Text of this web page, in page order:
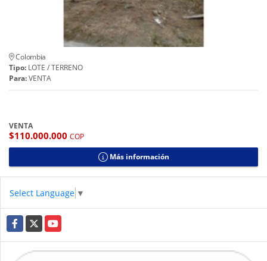
Colombia
Tipo: LOTE / TERRENO
Para:VENTA
VENTA
$110.000.000 COP
Más información
Select Language ▼
Facebook
X YouTube